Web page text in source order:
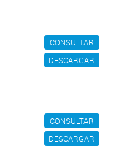
CONSULTAR
DESCARGAR
CONSULTAR
DESCARGAR